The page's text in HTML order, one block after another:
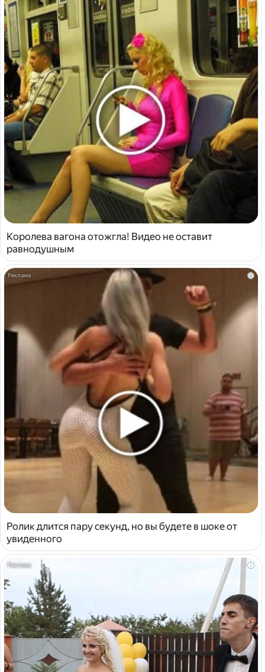
Королева вагона отожгла! Видео не оставит
равнодушным
i
Ролик длится пару секунд, но вы будете в шоке от
увиденного
i